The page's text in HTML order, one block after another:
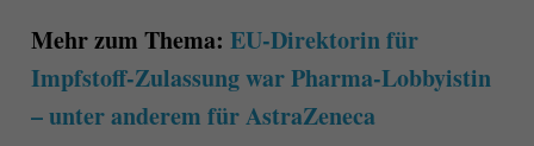
Mehr zum Thema: EU-Direktorin für
Impfstoff-Zulassung war Pharma-Lobbyistin
– unter anderem für AstraZeneca